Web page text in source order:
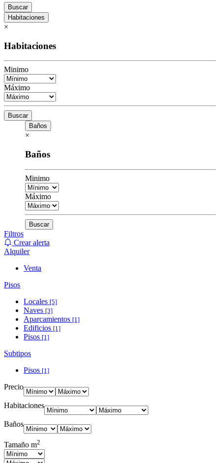
Buscar
Habitaciones
×
Habitaciones
Minimo
Máximo
Buscar
Baños
×
Baños
Minimo
Máximo
Buscar
Filtros
Crear alerta
Alquiler
Venta
Pisos
Locales [5]
Naves [3]
Aparcamientos [1]
Edificios [1]
Pisos [1]
Subtipos
Pisos [1]
Precio
Habitaciones
Baños
Tamaño m2